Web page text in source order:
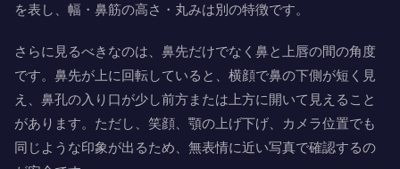
を表し、幅・鼻筋の高さ・丸みは別の特徴です。
さらに見るべきなのは、鼻先だけでなく鼻と上唇の間の角度
です。鼻先が上に回転していると、横顔で鼻の下側が短く見
え、鼻孔の入り口が少し前方または上方に開いて見えること
があります。ただし、笑顔、顎の上げ下げ、カメラ位置でも
同じような印象が出るため、無表情に近い写真で確認するの